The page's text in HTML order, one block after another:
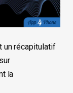
un récapitulatif
la